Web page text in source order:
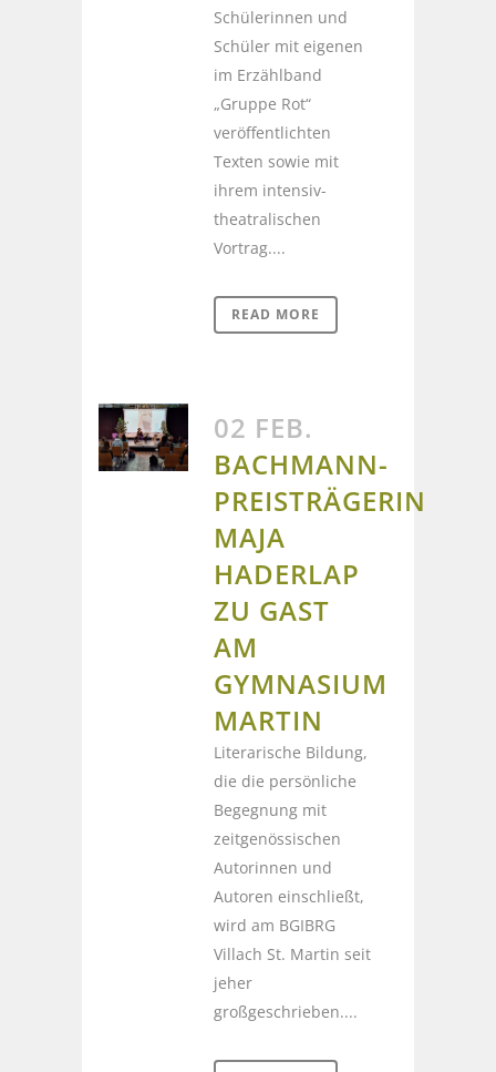
Schülerinnen und
Schüler mit eigenen
im Erzählband
„Gruppe Rot“
veröffentlichten
Texten sowie mit
ihrem intensiv-
theatralischen
Vortrag....
READ MORE
02 FEB.
BACHMANN-
PREISTRÄGERIN
MAJA
HADERLAP
ZU GAST
AM
GYMNASIUM
MARTIN
Literarische Bildung,
die die persönliche
Begegnung mit
zeitgenössischen
Autorinnen und
Autoren einschließt,
wird am BGIBRG
Villach St. Martin seit
jeher
großgeschrieben....